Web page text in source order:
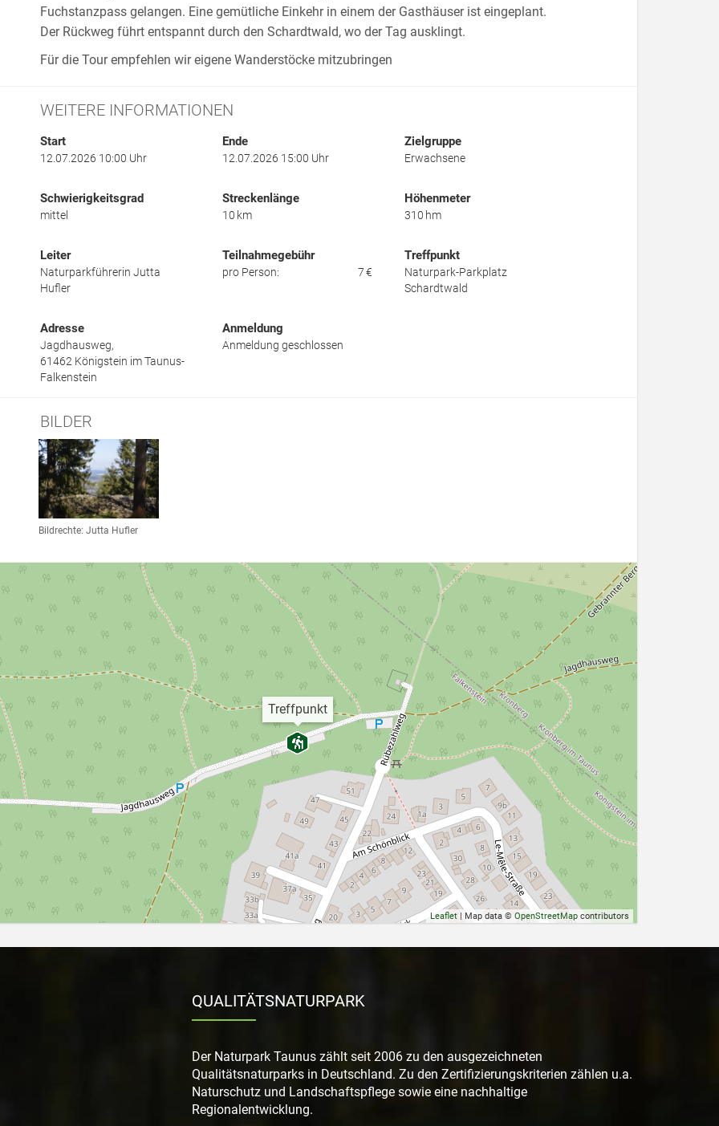
Fuchstanzpass gelangen. Eine gemütliche Einkehr in einem der Gasthäuser ist eingeplant.
Der Rückweg führt entspannt durch den Schardtwald, wo der Tag ausklingt.
Für die Tour empfehlen wir eigene Wanderstöcke mitzubringen
WEITERE INFORMATIONEN
Start
12.07.2026 10:00 Uhr
Ende
12.07.2026 15:00 Uhr
Zielgruppe
Erwachsene
Schwierigkeitsgrad
mittel
Streckenlänge
10 km
Höhenmeter
310 hm
Leiter
Naturparkführerin Jutta
Hufler
Teilnahmegebühr
pro Person: 7 €
Treffpunkt
Naturpark-Parkplatz
Schardtwald
Adresse
Jagdhausweg,
61462 Königstein im Taunus-
Falkenstein
Anmeldung
Anmeldung geschlossen
BILDER
Link zur Großansicht eines Stimmungsbildes
Bildrechte: Jutta Hufler
Treffpunkt
Leaflet| Map data © OpenStreetMap contributors
QUALITÄTSNATURPARK
Der Naturpark Taunus zählt seit 2006 zu den ausgezeichneten
Qualitätsnaturparks in Deutschland. Zu den Zertifizierungskriterien zählen u.a.
Naturschutz und Landschaftspflege sowie eine nachhaltige
Regionalentwicklung.